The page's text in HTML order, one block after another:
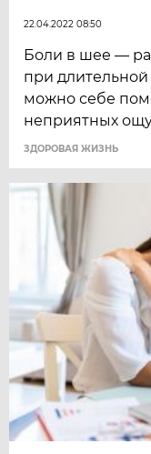
22.04.2022 08:50
Боли в шее —
при
можно себе
неприятных
ЗДОРОВАЯ ЖИЗНЬ